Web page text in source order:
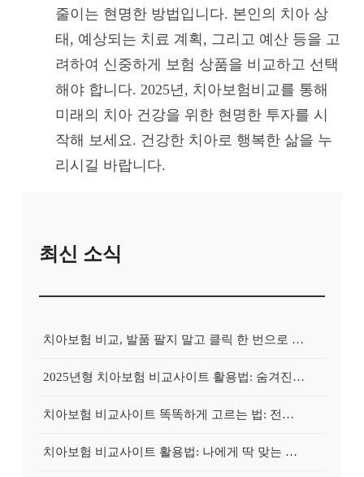
줄이는 현명한 방법입니다. 본인의 치아 상
태, 예상되는 치료 계획, 그리고 예산 등을 고
려하여 신중하게 보험 상품을 비교하고 선택
해야 합니다. 2025년, 치아보험비교를 통해
미래의 치아 건강을 위한 현명한 투자를 시
작해 보세요. 건강한 치아로 행복한 삶을 누
리시길 바랍니다.
최신 소식
치아보험 비교, 발품 팔지 말고 클릭 한 번으로 끝내는 비법! 후기 대방출
2025년형 치아보험 비교사이트 활용법: 숨겨진 보험금 100% 환급 전략
치아보험 비교사이트 똑똑하게 고르는 법: 전문가가 알려주는 5가지 꿀팁
치아보험 비교사이트 활용법: 나에게 딱 맞는 보험, 손쉽게 찾는 비법 공개